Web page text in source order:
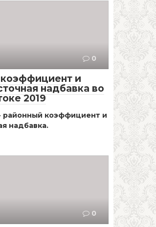
0
и
надбавка во
2019
районный коэффициент и
надбавка.
0